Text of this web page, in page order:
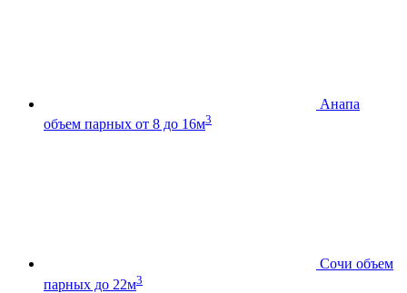
Анапа
объем парных от 8 до 16м3
Сочи объем
парных до 22м3